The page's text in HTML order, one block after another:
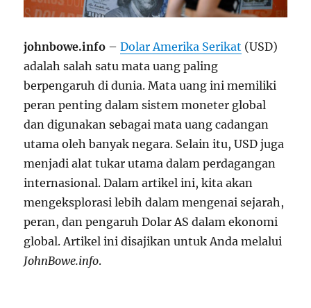
johnbowe.info –Dolar Amerika Serikat (USD)
adalah salah satu mata uang paling
berpengaruh di dunia. Mata uang ini memiliki
peran penting dalam sistem moneter global
dan digunakan sebagai mata uang cadangan
utama oleh banyak negara. Selain itu, USD juga
menjadi alat tukar utama dalam perdagangan
internasional. Dalam artikel ini, kita akan
mengeksplorasi lebih dalam mengenai sejarah,
peran, dan pengaruh Dolar AS dalam ekonomi
global. Artikel ini disajikan untuk Anda melalui
JohnBowe.info.